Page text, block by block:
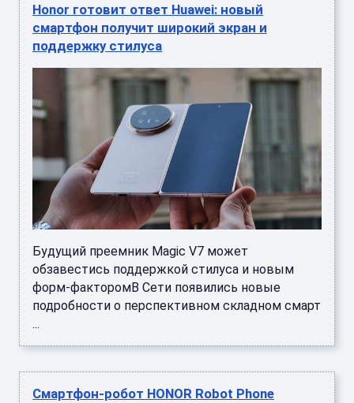
Honor готовит ответ Huawei: новый
смартфон получит широкий экран и
поддержку стилуса
Будущий преемник Magic V7 может
обзавестись поддержкой стилуса и новым
форм-факторомВ Сети появились новые
подробности о перспективном складном смарт
...
Смартфон-робот HONOR Robot Phone